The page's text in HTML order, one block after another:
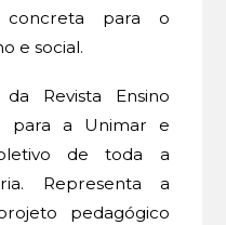
para o
e social.
Revista Ensino
para a Unimar e
de toda a
Representa a
pedagógico